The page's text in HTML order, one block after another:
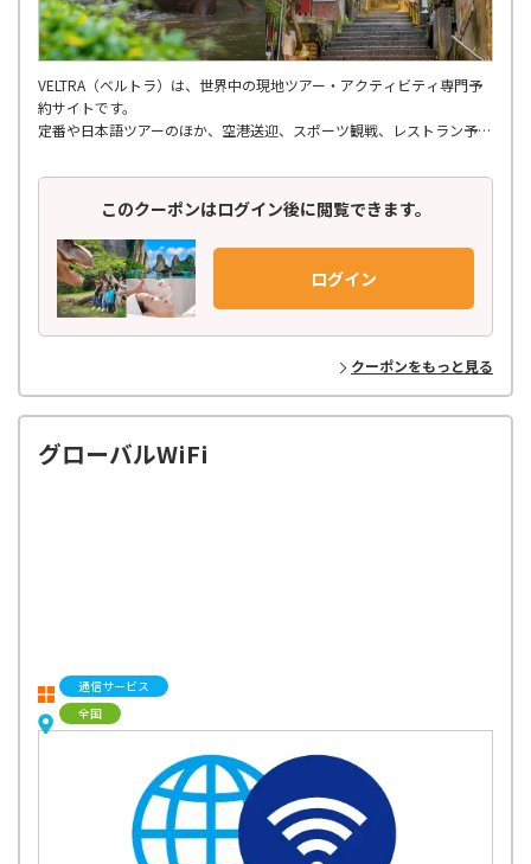
VELTRA（ベルトラ）は、世界中の現地ツアー・アクティビティ専門予
約サイトです。
定番や日本語ツアーのほか、空港送迎、スポーツ観戦、レストラン予
さらには個人では手配しにくいような穴場ツアーまで、多種多様なアク
ティビティが揃っています。
世界150ヶ国以上の地域を網羅し、21,000種類以上もの商品を掲載。
日本語での予約はもちろん、旅行前の相談から参加後のフォローまで、
お客様に寄り添ったきめ細やかなサポート体制で安心してご参加いただ
けます。
ベルトラのバイヤーが世界中を飛び回り、現地パートナーと
丁寧に作り上げた高品質のアクティビティだけをラインナップ！
お客様からのフィードバックをもとに、最新トレンドや
多種多様なニーズに応えるオリジナルプランを企画・開発し、お届けし
ています。
このクーポンはログイン後に閲覧できます。
ログイン
クーポンをもっと見る
グローバルWiFi
通信サービス
全国